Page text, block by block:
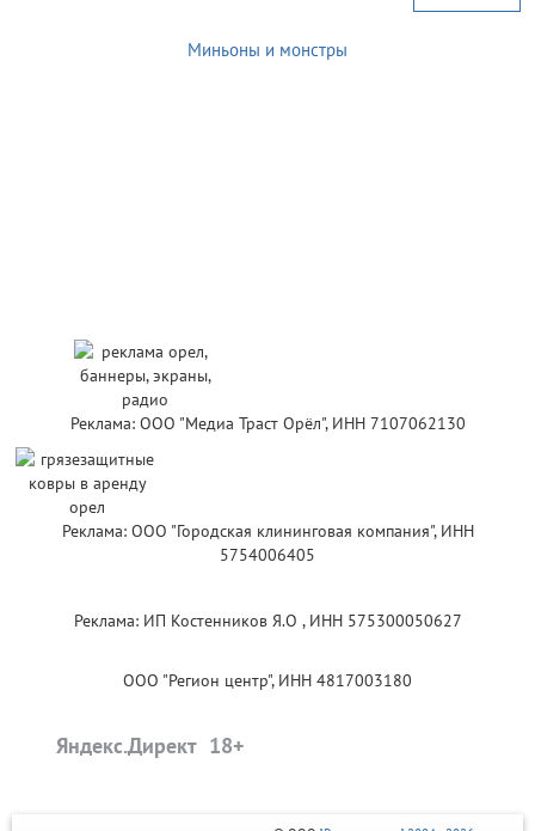
Миньоны и монстры
Реклама: ООО "Медиа Траст Орёл", ИНН 7107062130
Реклама: ООО "Городская клининговая компания", ИНН
5754006405
Реклама: ИП Костенников Я.О , ИНН 575300050627
ООО "Регион центр", ИНН 4817003180
Яндекс.Директ